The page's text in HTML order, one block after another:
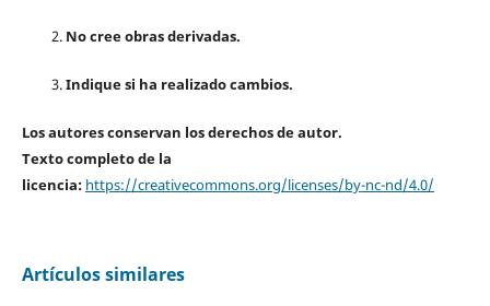
No cree obras derivadas.
Indique si ha realizado cambios.
Los autores conservan los derechos de autor.
Texto completo de la
licencia: https://creativecommons.org/licenses/by-nc-nd/4.0/
Artículos similares